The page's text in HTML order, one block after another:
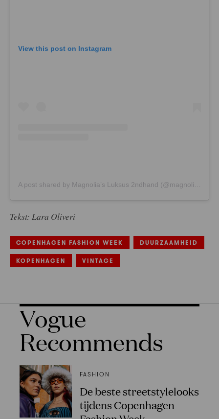
View this post on Instagram
Tekst: Lara Oliveri
COPENHAGEN FASHION WEEK DUURZAAMHEID
KOPENHAGEN VINTAGE
Vogue
Recommends
FASHION
De beste streetstylelooks
tijdens Copenhagen